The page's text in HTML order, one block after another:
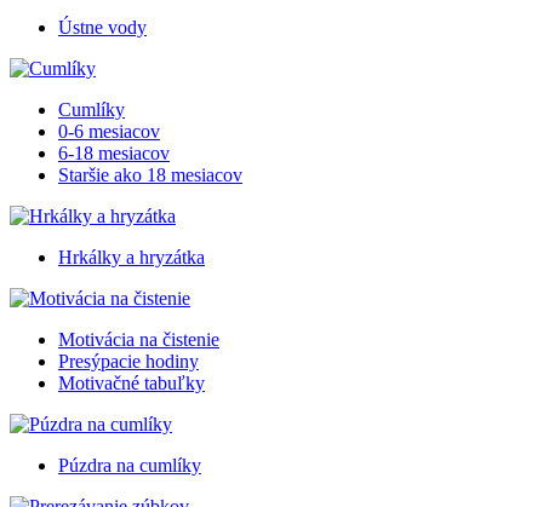
Ústne vody
Cumlíky
0-6 mesiacov
6-18 mesiacov
Staršie ako 18 mesiacov
Hrkálky a hryzátka
Motivácia na čistenie
Presýpacie hodiny
Motivačné tabuľky
Púzdra na cumlíky